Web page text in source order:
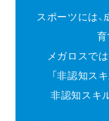
スポーツには
育
メガロスで
「非認知ス
非認知スキ